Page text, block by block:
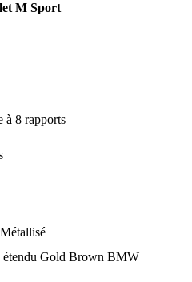
M Sport
à 8 rapports
Gold Brown BMW